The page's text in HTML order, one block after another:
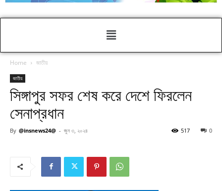
Home জাতীয়
জাতীয়
সিঙ্গাপুর সফর শেষ করে দেশে ফিরলেন
সেনাপ্রধান
By @insnews24@ - জুন ৩, ২০২৪ 0
517